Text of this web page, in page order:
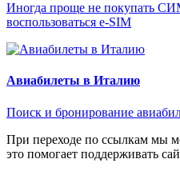
Иногда проще не покупать
воспользоваться e-SIM
Авиабилеты в Италию
Поиск и бронирование
При переходе по ссылкам мы
это помогает поддерживать